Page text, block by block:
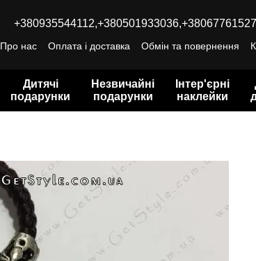
+380935544112,+380501933036,
Про нас Оплата і доставка Обмін та повернення
Дитячі
подарунки
Незвичайні
подарунки
Інтер'єрні
наклейки